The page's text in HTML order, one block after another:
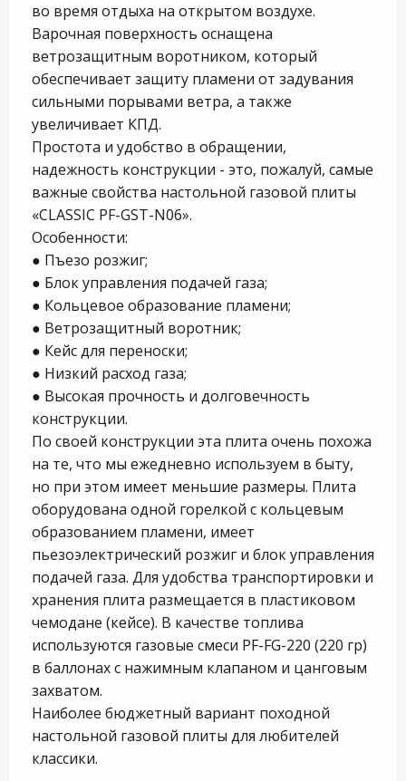
во время отдыха на открытом воздухе.
Варочная поверхность оснащена
ветрозащитным воротником, который
обеспечивает защиту пламени от задувания
сильными порывами ветра, а также
увеличивает КПД.
Простота и удобство в обращении,
надежность конструкции - это, пожалуй, самые
важные свойства настольной газовой плиты
«CLASSIC PF-GST-N06».
Особенности:
● Пъезо розжиг;
● Блок управления подачей газа;
● Кольцевое образование пламени;
● Ветрозащитный воротник;
● Кейс для переноски;
● Низкий расход газа;
● Высокая прочность и долговечность
конструкции.
По своей конструкции эта плита очень похожа
на те, что мы ежедневно используем в быту,
но при этом имеет меньшие размеры. Плита
оборудована одной горелкой с кольцевым
образованием пламени, имеет
пьезоэлектрический розжиг и блок управления
подачей газа. Для удобства транспортировки и
хранения плита размещается в пластиковом
чемодане (кейсе). В качестве топлива
используются газовые смеси PF-FG-220 (220 гр)
в баллонах с нажимным клапаном и цанговым
захватом.
Наиболее бюджетный вариант походной
настольной газовой плиты для любителей
классики.